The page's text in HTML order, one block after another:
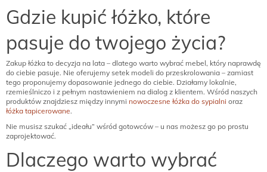
Gdzie kupić łóżko, które
pasuje do twojego życia?
Zakup łóżka to decyzja na lata – dlatego warto wybrać mebel, który naprawdę
do ciebie pasuje. Nie oferujemy setek modeli do przeskrolowania – zamiast
tego proponujemy dopasowanie jednego do ciebie. Działamy lokalnie,
rzemieślniczo i z pełnym nastawieniem na dialog z klientem. Wśród naszych
produktów znajdziesz między innymi nowoczesne łóżka do sypialni oraz
łóżka tapicerowane.
Nie musisz szukać „ideału” wśród gotowców – u nas możesz go po prostu
zaprojektować.
Dlaczego warto wybrać